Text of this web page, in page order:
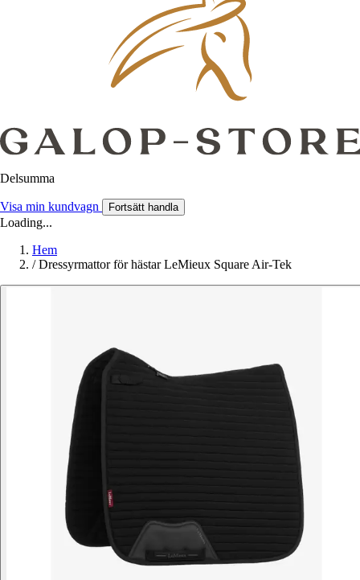
Delsumma
Visa min kundvagn Fortsätt handla
Loading...
Hem
/ Dressyrmattor för hästar LeMieux Square Air-Tek